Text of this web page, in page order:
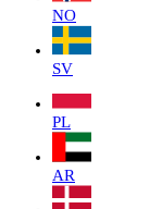
NO
SV
PL
AR